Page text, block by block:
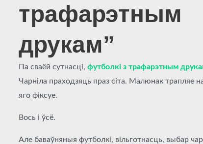
трафарэтным
друкам”
Па сваёй сутнасці, футболкі з трафарэтным
Чарніла праходзяць праз сіта. Малюнак трапляе
яго фіксуе.
Вось і ўсё.
Але баваўняныя футболкі, вільготнасць, выбар